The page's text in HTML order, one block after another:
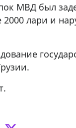
МВД был
лари и